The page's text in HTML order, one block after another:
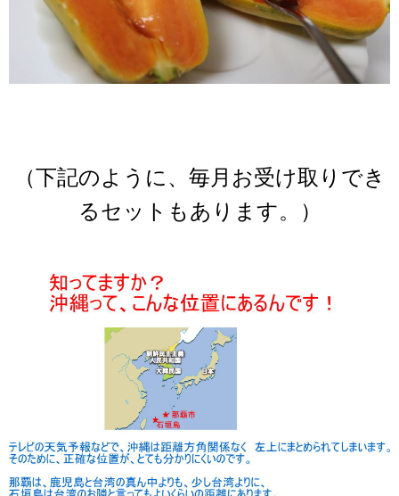
（下記のように、毎月お受け取りでき
るセットもあります。）